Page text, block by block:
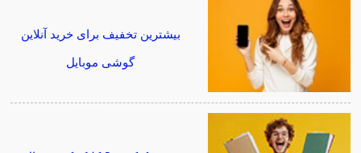
بیشترین تخفیف برای خرید آنلاین
گوشی موبایل